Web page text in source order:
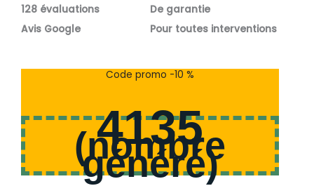
o
s
128 évaluations
Avis Google
o
s
De garantie
Pour toutes interventions
Code promo -10 %
4135
(nombre
généré)